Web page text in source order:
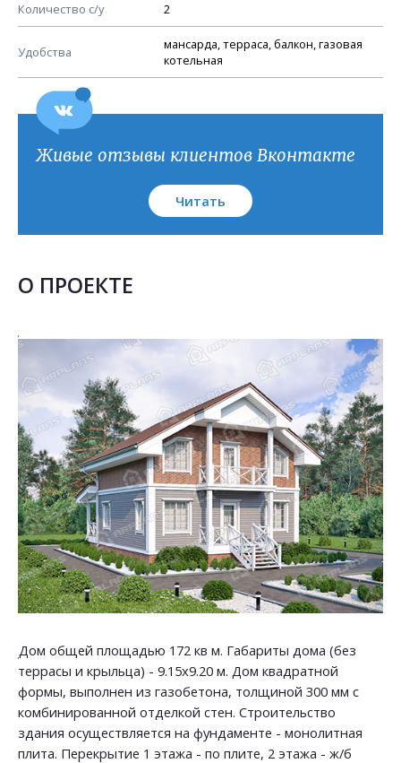
Количество с/у 2
Удобства
мансарда, терраса, балкон, газовая
котельная
План кровли
Живые отзывы клиентов Вконтакте
Читать
О ПРОЕКТЕ
Дом общей площадью 172 кв м. Габариты дома (без
террасы и крыльца) - 9.15х9.20 м. Дом квадратной
формы, выполнен из газобетона, толщиной 300 мм с
комбинированной отделкой стен. Строительство
здания осуществляется на фундаменте - монолитная
плита. Перекрытие 1 этажа - по плите, 2 этажа - ж/б